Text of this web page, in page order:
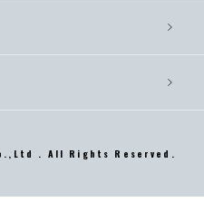
. All Rights Reserved.